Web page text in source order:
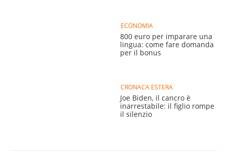
ECONOMIA
800 euro per imparare una
lingua: come fare domanda
per il bonus
CRONACA ESTERA
Joe Biden, il cancro è
inarrestabile: il figlio rompe
il silenzio